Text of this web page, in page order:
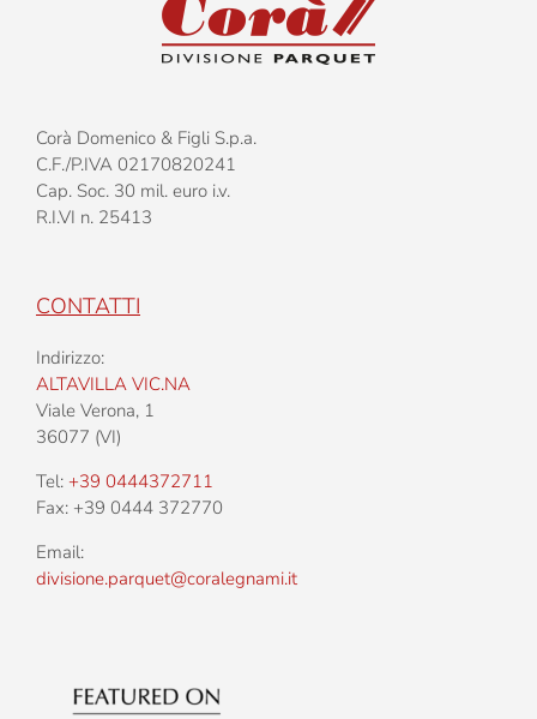
Corà Domenico & Figli S.p.a.
C.F./P.IVA 02170820241
Cap. Soc. 30 mil. euro i.v.
R.I.VI n. 25413
CONTATTI
Indirizzo:
ALTAVILLA VIC.NA
Viale Verona, 1
36077 (VI)
Tel: +39 0444372711
Fax: +39 0444 372770
Email:
divisione.parquet@coralegnami.it